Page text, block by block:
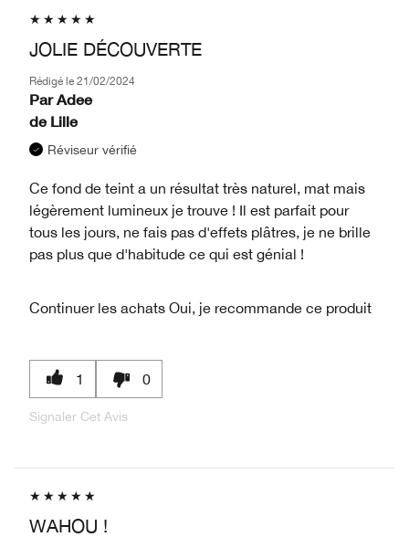
JOLIE DÉCOUVERTE
Rédigé le 21/02/2024
Par Adee
de Lille
Réviseur vérifié
Ce fond de teint a un résultat très naturel, mat mais
légèrement lumineux je trouve ! Il est parfait pour
tous les jours, ne fais pas d'effets plâtres, je ne brille
pas plus que d'habitude ce qui est génial !
Continuer les achats Oui, je recommande ce produit
1 0
Signaler Cet Avis
WAHOU !